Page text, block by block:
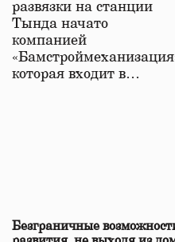
развязки на станции
Тында начато
компанией
которая входит в…
Безграничные